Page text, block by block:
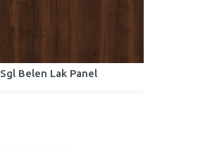
Sgl Belen Lak Panel